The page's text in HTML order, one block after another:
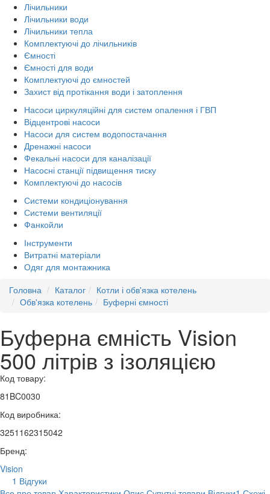
Лічильники
Лічильники води
Лічильники тепла
Комплектуючі до лічильників
Ємності
Ємності для води
Комплектуючі до ємностей
Захист від протікання води і затоплення
Насоси циркуляційні для систем опалення і ГВП
Відцентрові насоси
Насоси для систем водопостачання
Дренажні насоси
Фекальні насоси для каналізації
Насосні станції підвищення тиску
Комплектуючі до насосів
Системи кондиціонування
Системи вентиляції
Фанкойли
Інструменти
Витратні матеріали
Одяг для монтажника
Головна
Каталог
Котли і обв'язка котелень
Обв'язка котелень
Буферні ємності
Буферна ємність Vision
500 літрів з ізоляцією
Код товару:
81BC0030
Код виробника:
3251162315042
Бренд:
Vision
1 Відгуки